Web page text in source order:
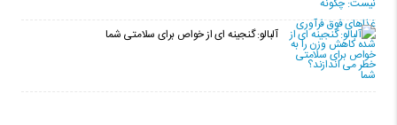
آلبالو: گنجینه ای از خواص برای سلامتی شما